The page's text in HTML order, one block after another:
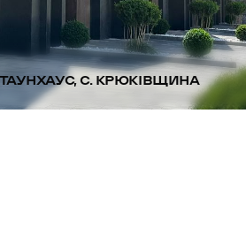
С. КРЮКІВЩИНА